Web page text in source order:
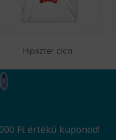
Hipszter cica
Ft értékű kuponod!